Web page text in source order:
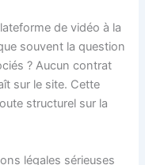
de vidéo à la
souvent la question
? Aucun contrat
sur le site. Cette
structurel sur la
légales sérieuses